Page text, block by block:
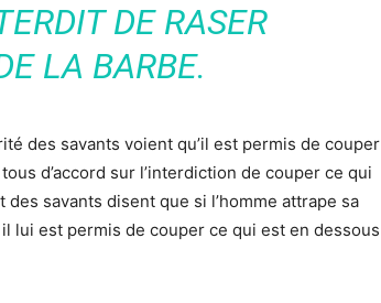
DE RASER
LA BARBE.
des savants voient qu’il est permis de couper
d’accord sur l’interdiction de couper ce qui
savants disent que si l’homme attrape sa
lui est permis de couper ce qui est en dessous